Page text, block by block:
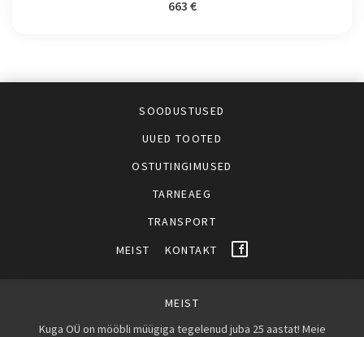
663 €
SOODUSTUSED
UUED TOOTED
OSTUTINGIMUSED
TARNEAEG
TRANSPORT
MEIST
KONTAKT
MEIST
Kuga OÜ on mööbli müügiga tegelenud juba 25 aastat! Meie